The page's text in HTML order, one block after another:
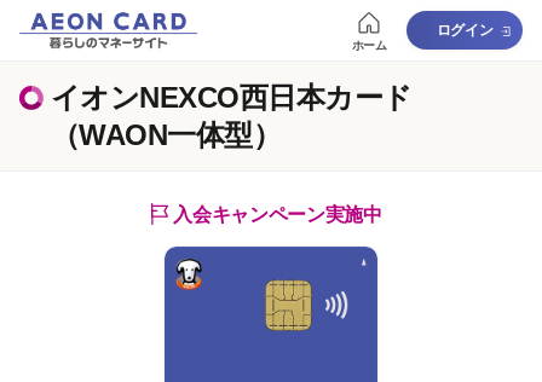
ホーム
ログイン
イオンNEXCO西日本カード
（WAON一体型）
入会キャンペーン実施中